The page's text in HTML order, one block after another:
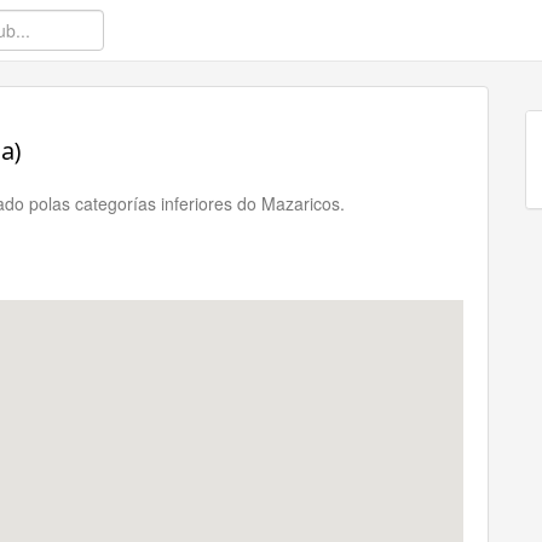
polas categorías inferiores do Mazaricos.